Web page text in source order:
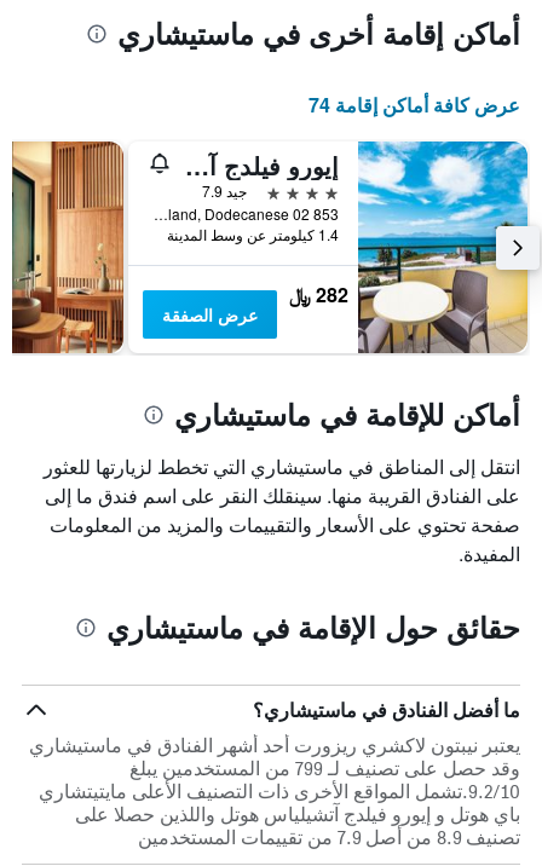
أماكن إقامة أخرى في ماستيشاري
عرض كافة أماكن إقامة 74
إيورو فيلدج آتشيلياس هوتل
4 نجوم
جيد 7.9
853 02 Mastichari, Kos Island, Dodecanese, ماستيشاري, اليونان
1.4 كيلومتر عن وسط المدينة
282 ﷼
عرض الصفقة
أماكن للإقامة في ماستيشاري
انتقل إلى المناطق في ماستيشاري التي تخطط لزيارتها للعثور
على الفنادق القريبة منها. سينقلك النقر على اسم فندق ما إلى
صفحة تحتوي على الأسعار والتقييمات والمزيد من المعلومات
المفيدة.
حقائق حول الإقامة في ماستيشاري
ما أفضل الفنادق في ماستيشاري؟
يعتبر نيبتون لاكشري ريزورت أحد أشهر الفنادق في ماستيشاري
وقد حصل على تصنيف لـ 799 من المستخدمين يبلغ
9.2/10.تشمل المواقع الأخرى ذات التصنيف الأعلى مايتيتشاري
باي هوتل و إيورو فيلدج آتشيلياس هوتل واللذين حصلا على
تصنيف 8.9 من أصل 7.9 من تقييمات المستخدمين